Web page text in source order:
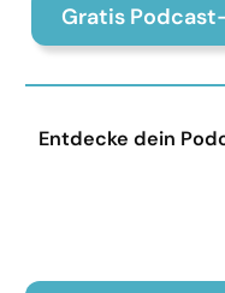
Gratis
Entdecke dein